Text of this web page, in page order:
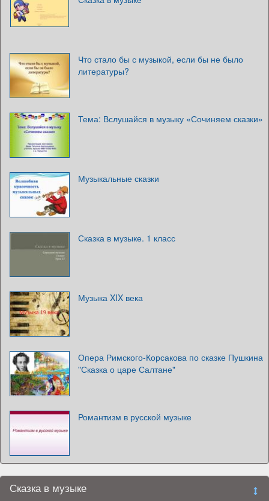
Что стало бы с музыкой, если бы не было
литературы?
Тема: Вслушайся в музыку «Сочиняем сказки»
Музыкальные сказки
Сказка в музыке. 1 класс
Музыка XIX века
Опера Римского-Корсакова по сказке Пушкина
"Сказка о царе Салтане"
Романтизм в русской музыке
Сказка в музыке